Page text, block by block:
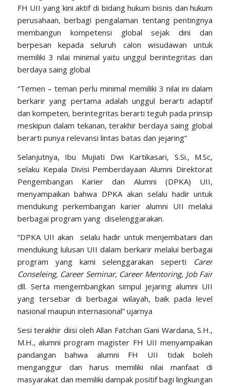
FH UII yang kini aktif di bidang hukum bisnis dan hukum
perusahaan, berbagi pengalaman tentang pentingnya
membangun kompetensi global sejak dini dan
berpesan kepada seluruh calon wisudawan untuk
memiliki 3 nilai minimal yaitu unggul berintegritas dan
berdaya saing global
“Temen – teman perlu minimal memiliki 3 nilai ini dalam
berkarir yang pertama adalah unggul berarti adaptif
dan kompeten, berintegritas berarti teguh pada prinsip
meskipun dalam tekanan, terakhir berdaya saing global
berarti punya relevansi lintas batas dan jejaring”
Selanjutnya, Ibu Mujiati Dwi Kartikasari, S.Si., M.Sc,
selaku Kepala Divisi Pemberdayaan Alumni Direktorat
Pengembangan Karier dan Alumni (DPKA) UII,
menyampaikan bahwa DPKA akan selalu hadir untuk
mendukung perkembangan karier alumni UII melalui
berbagai program yang diselenggarakan.
“DPKA UII akan selalu hadir untuk menjembatani dan
mendukung lulusan UII dalam berkarir melalui berbagai
program yang kami selenggarakan seperti Carer
Conseleing, Career Seminar, Career Mentoring, Job Fair
dll. Serta mengembangkan simpul jejaring alumni UII
yang tersebar di berbagai wilayah, baik pada level
nasional maupun internasional” ujarnya
Sesi terakhir diisi oleh Allan Fatchan Gani Wardana, S.H.,
M.H., alumni program magister FH UII menyampaikan
pandangan bahwa alumni FH UII tidak boleh
menganggur dan harus memiliki nilai manfaat di
masyarakat dan memiliki dampak positif bagi lingkungan